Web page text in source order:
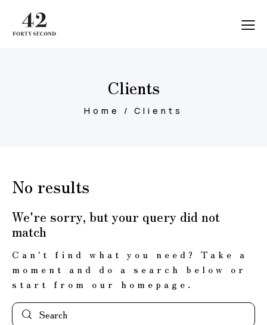
Clients
Home Clients
No results
We're sorry, but your query did not
match
Can't find what you need? Take a
moment and do a search below or
start from our homepage .